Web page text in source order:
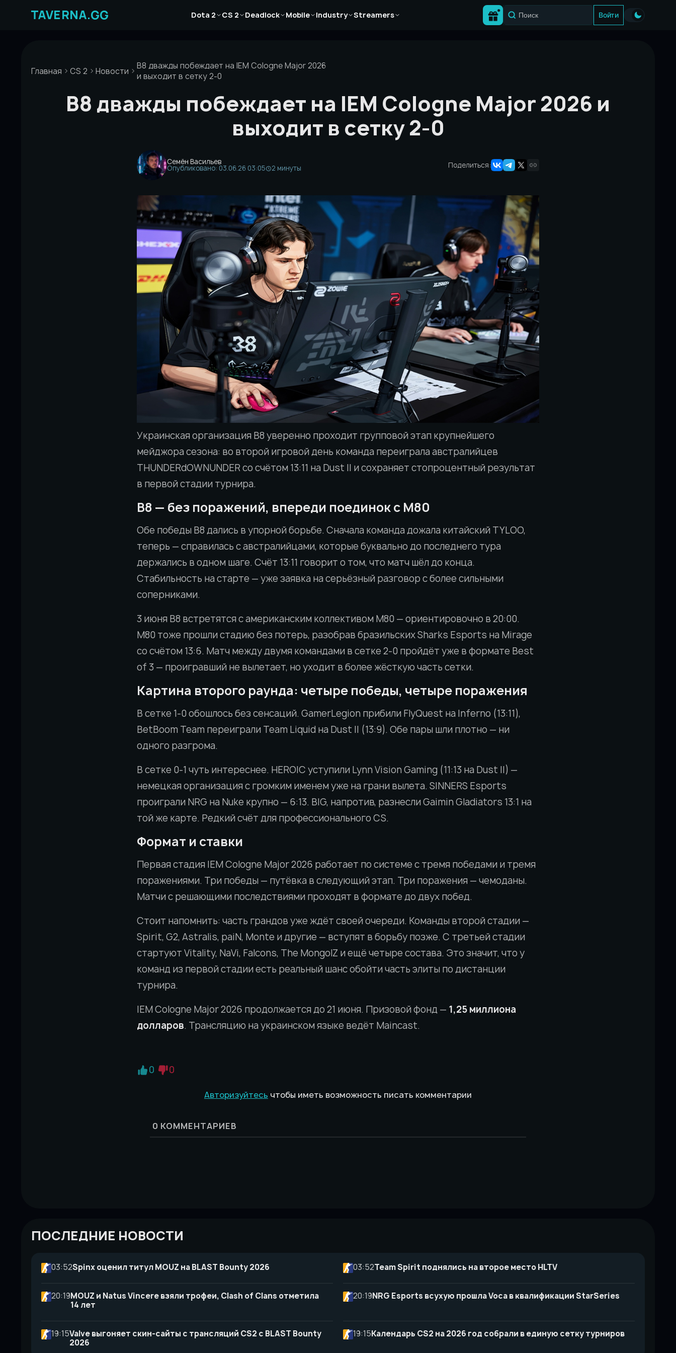
Dota 2
Статьи CS 2
СтатьиDeadlock
Статьи
Mobile
Статьи Industry
Статьи
Streamers
Статьи
Войти
Главная CS 2 Новости
B8 дважды побеждает на IEM Cologne Major 2026
и выходит в сетку 2-0
B8 дважды побеждает на IEM Cologne Major 2026 и
выходит в сетку 2-0
Семён Васильев
Опубликовано: 03.06.26 03:05 2 минуты Поделиться:
Украинская организация B8 уверенно проходит групповой этап крупнейшего
мейджора сезона: во второй игровой день команда переиграла австралийцев
THUNDERdOWNUNDER со счётом 13:11 на Dust II и сохраняет стопроцентный результат
в первой стадии турнира.
B8 — без поражений, впереди поединок с M80
Обе победы B8 дались в упорной борьбе. Сначала команда дожала китайский TYLOO,
теперь — справилась с австралийцами, которые буквально до последнего тура
держались в одном шаге. Счёт 13:11 говорит о том, что матч шёл до конца.
Стабильность на старте — уже заявка на серьёзный разговор с более сильными
соперниками.
3 июня B8 встретятся с американским коллективом M80 — ориентировочно в 20:00.
M80 тоже прошли стадию без потерь, разобрав бразильских Sharks Esports на Mirage
со счётом 13:6. Матч между двумя командами в сетке 2-0 пройдёт уже в формате Best
of 3 — проигравший не вылетает, но уходит в более жёсткую часть сетки.
Картина второго раунда: четыре победы, четыре поражения
В сетке 1-0 обошлось без сенсаций. GamerLegion прибили FlyQuest на Inferno (13:11),
BetBoom Team переиграли Team Liquid на Dust II (13:9). Обе пары шли плотно — ни
одного разгрома.
В сетке 0-1 чуть интереснее. HEROIC уступили Lynn Vision Gaming (11:13 на Dust II) —
немецкая организация с громким именем уже на грани вылета. SINNERS Esports
проиграли NRG на Nuke крупно — 6:13. BIG, напротив, разнесли Gaimin Gladiators 13:1 на
той же карте. Редкий счёт для профессионального CS.
Формат и ставки
Первая стадия IEM Cologne Major 2026 работает по системе с тремя победами и тремя
поражениями. Три победы — путёвка в следующий этап. Три поражения — чемоданы.
Матчи с решающими последствиями проходят в формате до двух побед.
Стоит напомнить: часть грандов уже ждёт своей очереди. Команды второй стадии —
Spirit, G2, Astralis, paiN, Monte и другие — вступят в борьбу позже. С третьей стадии
стартуют Vitality, NaVi, Falcons, The MongolZ и ещё четыре состава. Это значит, что у
команд из первой стадии есть реальный шанс обойти часть элиты по дистанции
турнира.
IEM Cologne Major 2026 продолжается до 21 июня. Призовой фонд — 1,25 миллиона
долларов. Трансляцию на украинском языке ведёт Maincast.
0 0
Авторизуйтесь чтобы иметь возможность писать комментарии
0 КОММЕНТАРИЕВ
ПОСЛЕДНИЕ НОВОСТИ
03:52Spinx оценил титул MOUZ на BLAST Bounty 2026 03:52Team Spirit поднялись на второе место HLTV
20:19MOUZ и Natus Vincere взяли трофеи, Clash of Clans отметила
14 лет
20:19NRG Esports всухую прошла Voca в квалификации StarSeries
19:15Valve выгоняет скин-сайты с трансляций CS2 с BLAST Bounty
2026
19:15Календарь CS2 на 2026 год собрали в единую сетку турниров